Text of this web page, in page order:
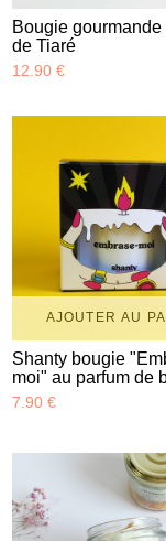
Bougie gourmande
de Tiaré
12.90 €
AJOUTER AU
Shanty bougie
moi" au parfum de
7.90 €